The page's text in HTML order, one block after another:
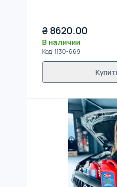
₴ 8620.00
В наличии
Код:1130-669